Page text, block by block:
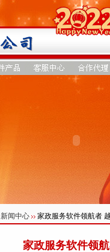
新闻中心 家政服务软件领航者
家政服务软件领